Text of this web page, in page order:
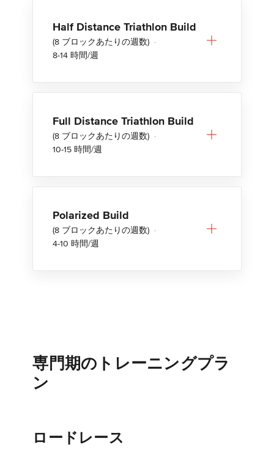
Half Distance Triathlon Build
(8 ブロックあたりの週数) ·
8-14 時間/週
Full Distance Triathlon Build
(8 ブロックあたりの週数) ·
10-15 時間/週
Polarized Build
(8 ブロックあたりの週数) ·
4-10 時間/週
専門期のトレーニングプラ
ン
ロードレース